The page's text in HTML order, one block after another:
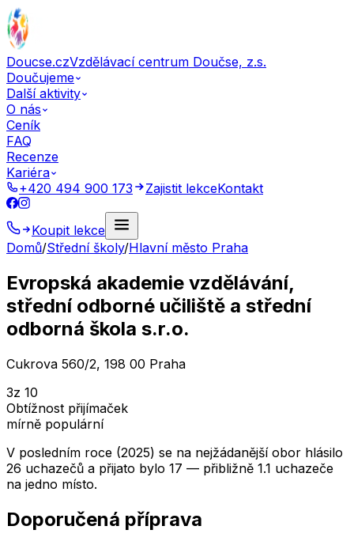
Doucse.czVzdělávací centrum Doučse, z.s.
Doučujeme
Další aktivity
O nás
Ceník
FAQ
Recenze
Kariéra
+420 494 900 173
Zajistit lekceKontakt
Koupit lekce
Domů/Střední školy/Hlavní město Praha
Evropská akademie vzdělávání,
střední odborné učiliště a střední
odborná škola s.r.o.
Cukrova 560/2, 198 00 Praha
3z 10
Obtížnost přijímaček
mírně populární
V posledním roce (2025) se na nejžádanější obor hlásilo
26 uchazečů a přijato bylo 17 — přibližně 1.1 uchazeče
na jedno místo.
Doporučená příprava